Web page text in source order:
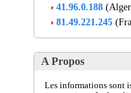
41.96.0.188
81.49.221.245
A Propos
Les informations sont